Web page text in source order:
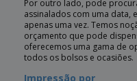
Por outro lado, pode
assinalados com uma
apenas uma vez. Temos
orçamento que pode
oferecemos uma gama de
todos os bolsos e ocasiões.
Impressão por